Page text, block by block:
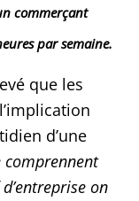
commerçant
par semaine.
que les
d’une
comprennent
on